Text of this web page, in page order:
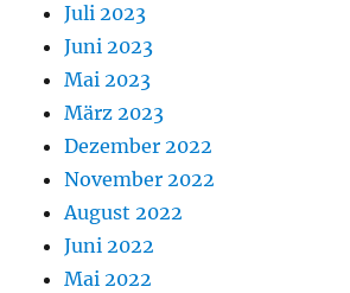
Juli 2023
Juni 2023
Mai 2023
März 2023
Dezember 2022
November 2022
August 2022
Juni 2022
Mai 2022